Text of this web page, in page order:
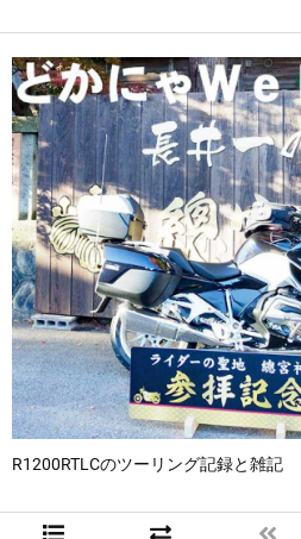
R1200RTLCのツーリング記録と雑記